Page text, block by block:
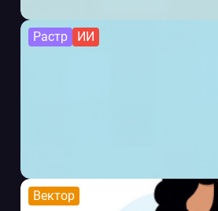
Растр ИИ
Вектор